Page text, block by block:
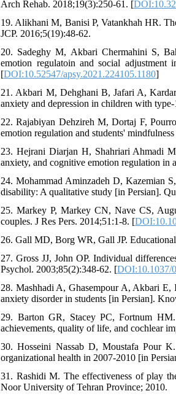
Arch Rehab. 2018;19(3):250-61. [
19. Alikhani M, Banisi P, Vatankhah HR.
JCP. 2016;5(19):48-62.
20. Sadeghy M, Akbari Chermahini S,
emotion regulatoin and social
[DOI:10.52547/apsy.2021.224105.1180]
21. Akbari M, Dehghani B, Jafari A,
anxiety and depression in children with
22. Rajabiyan Dehzireh M, Dortaj F,
emotion regulation and students'
23. Hejrani Diarjan H, Shahriari Ahmadi
anxiety, and cognitive emotion regulation in
24. Mohammad Aminzadeh D, Kazemian
disability: A qualitative study [in Persian].
25. Markey P, Markey CN, Nave CS,
couples. J Res Pers. 2014;51:1-8. [
26. Gall MD, Borg WR, Gall JP.
27. Gross JJ, John OP. Individual
Psychol. 2003;85(2):348-62. [DOI:10.1037/
28. Mashhadi A, Ghasempour A, Akbari E,
anxiety disorder in students [in Persian].
29. Barton GR, Stacey PC, Fortnum
achievements, quality of life, and cochlear
30. Hosseini Nassab D, Moustafa Pour
organizational health in 2007-2010 [in
31. Rashidi M. The effectiveness of play
Noor University of Tehran Province; 2010.